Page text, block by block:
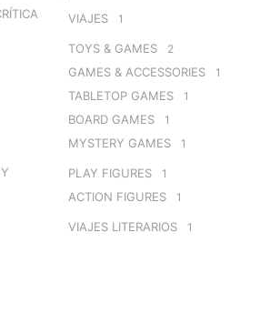
VIAJES 1
TOYS & GAMES 2
GAMES & ACCESSORIES 1
TABLETOP GAMES 1
BOARD GAMES 1
MYSTERY GAMES 1
PLAY FIGURES 1
ACTION FIGURES 1
VIAJES LITERARIOS 1